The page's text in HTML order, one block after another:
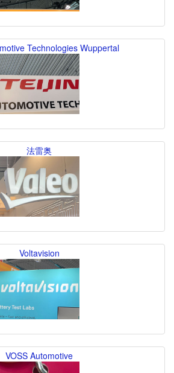
Technologies Wuppertal
法雷奥
Voltavision
VOSS Automotive